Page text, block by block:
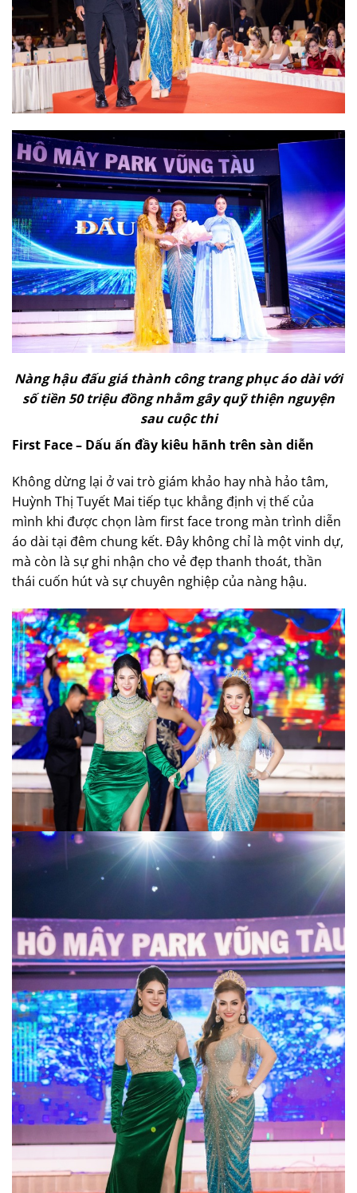
Nàng hậu đấu giá thành công trang phục áo dài với
số tiền 50 triệu đồng nhằm gây quỹ thiện nguyện
sau cuộc thi
First Face – Dấu ấn đầy kiêu hãnh trên sàn diễn
Không dừng lại ở vai trò giám khảo hay nhà hảo tâm,
Huỳnh Thị Tuyết Mai tiếp tục khẳng định vị thế của
mình khi được chọn làm first face trong màn trình diễn
áo dài tại đêm chung kết. Đây không chỉ là một vinh dự,
mà còn là sự ghi nhận cho vẻ đẹp thanh thoát, thần
thái cuốn hút và sự chuyên nghiệp của nàng hậu.